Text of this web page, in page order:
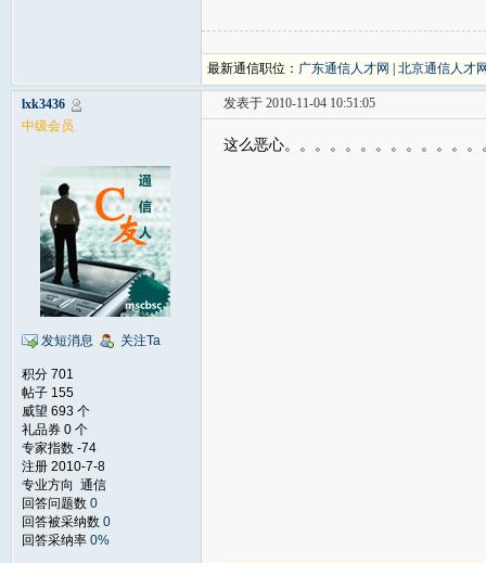
最新通信职位： 广东通信人才网 北京通信人才
lxk3436
中级会员
发短消息 关注Ta
积分 701
帖子 155
威望 693 个
礼品券 0 个
专家指数 -74
注册 2010-7-8
专业方向 通信
回答问题数 0
回答被采纳数 0
回答采纳率 0%
发表于 2010-11-04 10:51:05
这么恶心。。。。。。。。。。。。。